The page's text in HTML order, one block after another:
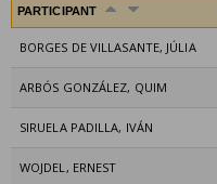
PARTICIPANT
BORGES DE VILLASANTE, JÚLIA
ARBÓS GONZÁLEZ, QUIM
SIRUELA PADILLA, IVÁN
WOJDEL, ERNEST